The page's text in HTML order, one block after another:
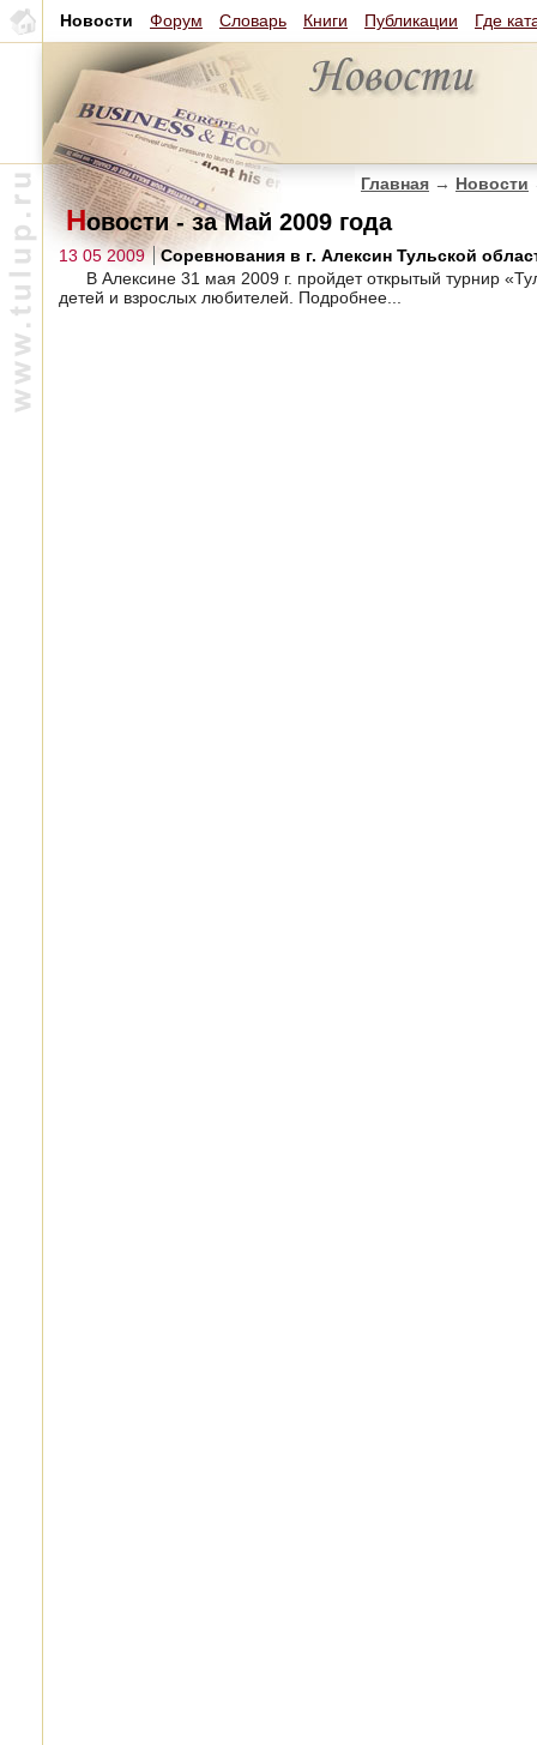
Новости Форум Словарь Книги Публикации Где
Главная → Новости
Новости - за Май 2009 года
13 05 2009
Соревнования в г. Алексин Тульской
В Алексине 31 мая 2009 г. пройдет открытый турнир
детей и взрослых любителей. Подробнее...